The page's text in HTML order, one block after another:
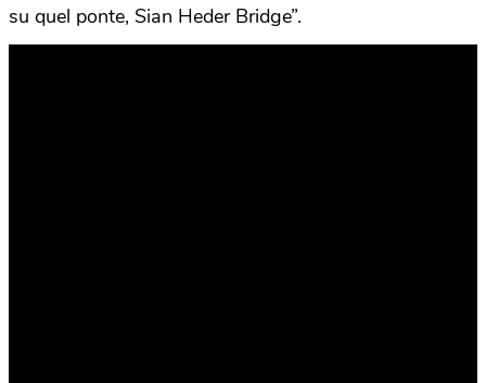
su quel ponte, Sian Heder Bridge”.